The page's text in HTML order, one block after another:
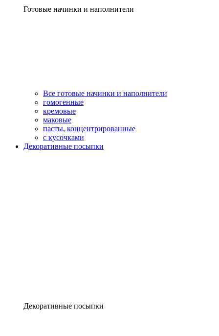
Готовые начинки и наполнители
Все готовые начинки и наполнители
гомогенные
кремовые
маковые
пасты, концентрированные
с кусочками
Декоративные посыпки
Декоративные посыпки